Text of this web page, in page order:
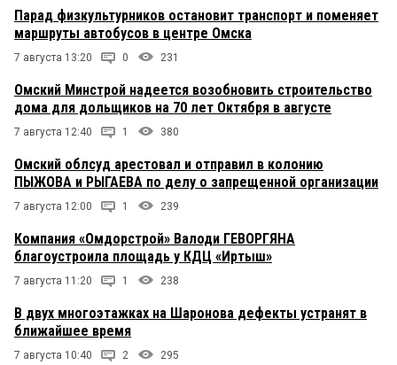
Парад физкультурников остановит транспорт и поменяет
маршруты автобусов в центре Омска
7 августа 13:20 0 231
Омский Минстрой надеется возобновить строительство
дома для дольщиков на 70 лет Октября в августе
7 августа 12:40 1 380
Омский облсуд арестовал и отправил в колонию
ПЫЖОВА и РЫГАЕВА по делу о запрещенной организации
7 августа 12:00 1 239
Компания «Омдорстрой» Валоди ГЕВОРГЯНА
благоустроила площадь у КДЦ «Иртыш»
7 августа 11:20 1 238
В двух многоэтажках на Шаронова дефекты устранят в
ближайшее время
7 августа 10:40 2 295